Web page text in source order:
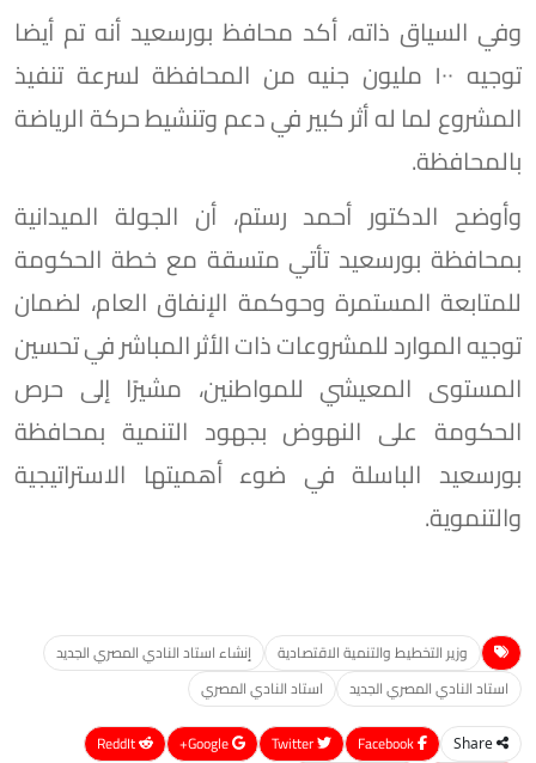
وفي السياق ذاته، أكد محافظ بورسعيد أنه تم أيضا
توجيه ١٠٠ مليون جنيه من المحافظة لسرعة تنفيذ
المشروع لما له أثر كبير في دعم وتنشيط حركة الرياضة
بالمحافظة.
وأوضح الدكتور أحمد رستم، أن الجولة الميدانية
بمحافظة بورسعيد تأتي متسقة مع خطة الحكومة
للمتابعة المستمرة وحوكمة الإنفاق العام، لضمان
توجيه الموارد للمشروعات ذات الأثر المباشر في تحسين
المستوى المعيشي للمواطنين، مشيرًا إلى حرص
الحكومة على النهوض بجهود التنمية بمحافظة
بورسعيد الباسلة في ضوء أهميتها الاستراتيجية
والتنموية.
وزير التخطيط والتنمية الاقتصادية
إنشاء استاد النادي المصري الجديد
استاد النادي المصري الجديد
استاد النادي المصري
Share
Google+
ReddIt